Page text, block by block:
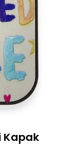
Kapak